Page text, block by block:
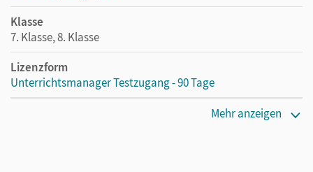
Klasse
7. Klasse, 8. Klasse
Lizenzform
Unterrichtsmanager Testzugang - 90 Tage
Mehr anzeigen